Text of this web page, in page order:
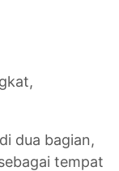
dua bagian,
tempat